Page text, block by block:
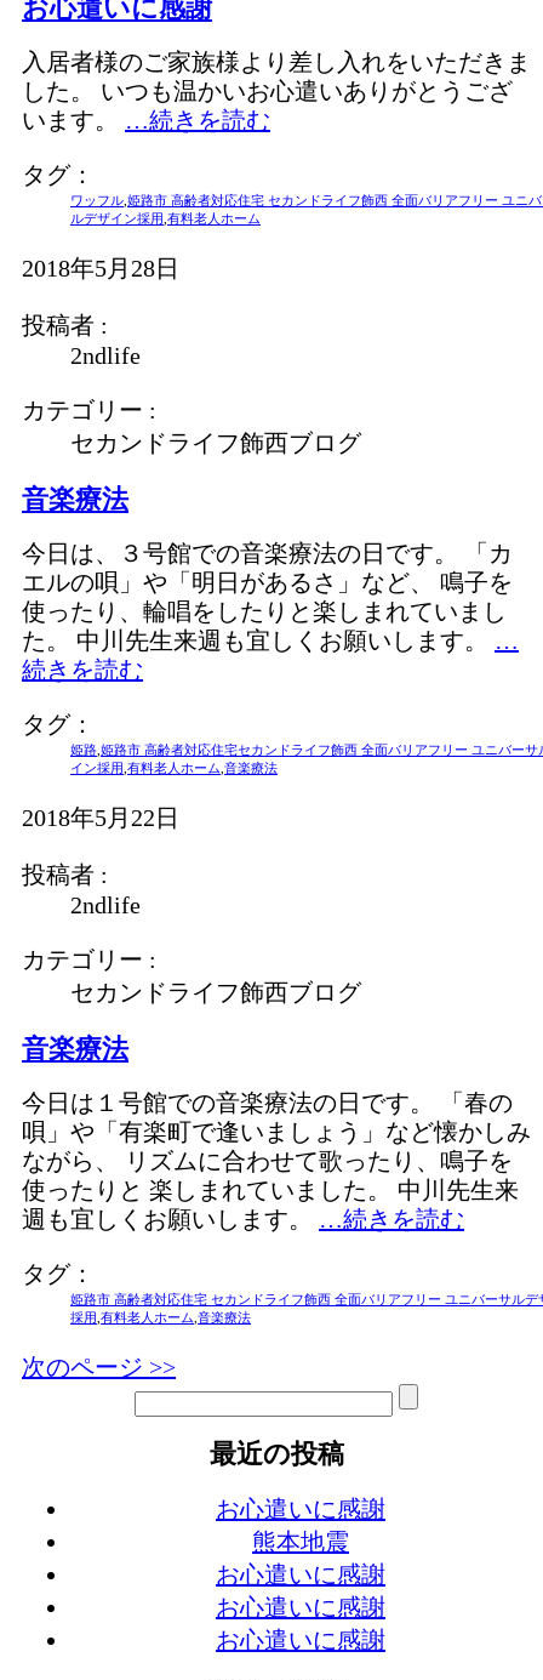
お心遣いに感謝
入居者様のご家族様より差し入れをいただきま
した。 いつも温かいお心遣いありがとうござ
います。 …続きを読む
タグ：
ワッフル 姫路市 高齢者対応住宅 セカンドライフ飾西 全面バリアフリー ユニ
ルデザイン採用 有料老人ホーム
2018年5月28日
投稿者 :
2ndlife
カテゴリー :
セカンドライフ飾西ブログ
音楽療法
今日は、３号館での音楽療法の日です。 「カ
エルの唄」や「明日があるさ」など、 鳴子を
使ったり、輪唱をしたりと楽しまれていまし
た。 中川先生来週も宜しくお願いします。 …
続きを読む
タグ：
姫路 姫路市 高齢者対応住宅セカンドライフ飾西 全面バリアフリー ユニバーサ
イン採用 有料老人ホーム 音楽療法
2018年5月22日
投稿者 :
2ndlife
カテゴリー :
セカンドライフ飾西ブログ
音楽療法
今日は１号館での音楽療法の日です。 「春の
唄」や「有楽町で逢いましょう」など懐かしみ
ながら、 リズムに合わせて歌ったり、鳴子を
使ったりと 楽しまれていました。 中川先生来
週も宜しくお願いします。 …続きを読む
タグ：
姫路市 高齢者対応住宅 セカンドライフ飾西 全面バリアフリー ユニバーサルデ
採用 有料老人ホーム 音楽療法
次のページ >>
最近の投稿
お心遣いに感謝
熊本地震
お心遣いに感謝
お心遣いに感謝
お心遣いに感謝